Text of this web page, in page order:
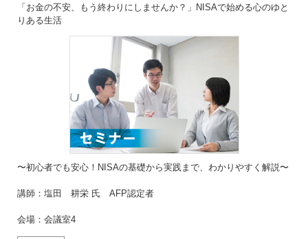
「お金の不安、もう終わりにしませんか？」NISAで始める心のゆと
りある生活
〜初心者でも安心！NISAの基礎から実践まで、わかりやすく解説〜
講師：塩田 耕栄 氏 AFP認定者
会場：会議室4